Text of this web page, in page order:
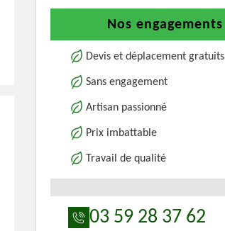
Nos engagements
Devis et déplacement gratuits
Sans engagement
Artisan passionné
Prix imbattable
Travail de qualité
03 59 28 37 62